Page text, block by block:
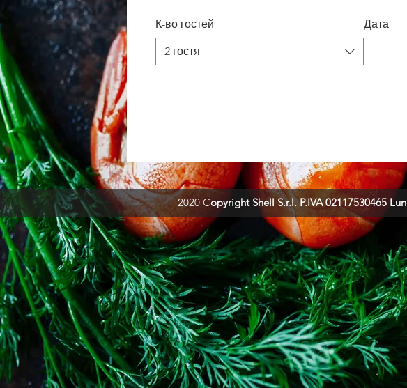
К-во гостей
2 гостя
Дата
2020 Copyright Shell S.r.l. P.IVA 02117530465